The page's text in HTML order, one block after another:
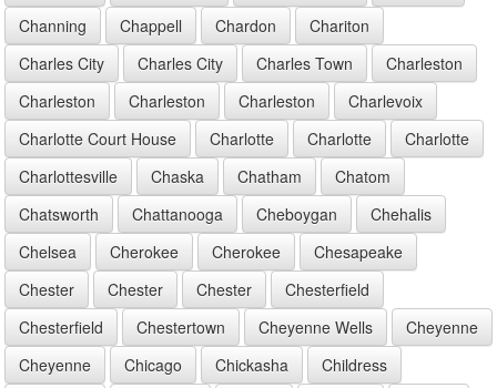
Channing
Chappell Chardon
Chariton
Charles City
Charles City Charles Town
Charleston
Charleston
Charleston Charleston
Charlevoix
Charlotte Court House
Charlotte Charlotte
Charlotte
Charlottesville
Chaska Chatham
Chatom
Chatsworth
Chattanooga Cheboygan
Chehalis
Chelsea
Cherokee Cherokee
Chesapeake
Chester
Chester Chester
Chesterfield
Chesterfield
Chestertown Cheyenne Wells
Cheyenne
Cheyenne
Chicago Chickasha
Childress